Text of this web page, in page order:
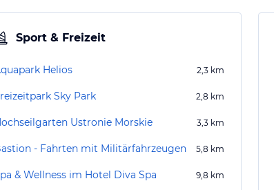
Sport & Freizeit
Helios 2,3 km
Sky Park 2,8 km
Ustronie Morskie 3,3 km
- Fahrten mit Militärfahrzeugen 5,8 km
& Wellness im Hotel Diva Spa 9,8 km